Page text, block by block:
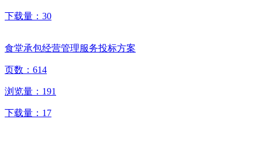
下载量： 30
食堂承包经营管理服务投标方案
页数： 614
浏览量： 191
下载量： 17